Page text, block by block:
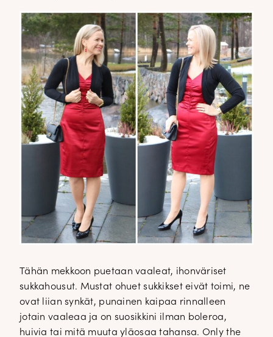
Tähän mekkoon puetaan vaaleat, ihonväriset
sukkahousut. Mustat ohuet sukkikset eivät toimi, ne
ovat liian synkät, punainen kaipaa rinnalleen
jotain vaaleaa ja on suosikkini ilman boleroa,
huivia tai mitä muuta yläosaa tahansa. Only the